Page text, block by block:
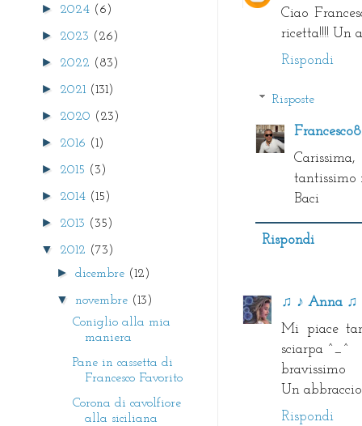
Ciao
ricetta!!!! Un
Rispondi
Risposte
tantissimo
Baci
Rispondi
♫ ♪ Anna ♫
Mi piace
sciarpa ^_^
bravissimo
Un
Rispondi
► 2024 (6)
► 2023 (26)
► 2022 (83)
► 2021 (131)
► 2020 (23)
► 2016 (1)
► 2015 (3)
► 2014 (15)
► 2013 (35)
▼ 2012 (73)
►dicembre (12)
▼ novembre (13)
Coniglio alla mia
maniera
Pane in cassetta di
Francesco Favorito
Corona di cavolfiore
alla siciliana